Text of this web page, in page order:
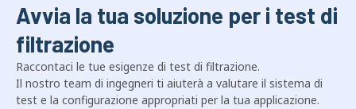
Avvia la tua soluzione per i test di
filtrazione
Raccontaci le tue esigenze di test di filtrazione.
Il nostro team di ingegneri ti aiuterà a valutare il sistema di
test e la configurazione appropriati per la tua applicazione.